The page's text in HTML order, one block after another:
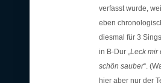
verfasst wurde,
eben
diesmal für 3
in B-Dur „Leck mir
schön sauber“.
hier aber nur der